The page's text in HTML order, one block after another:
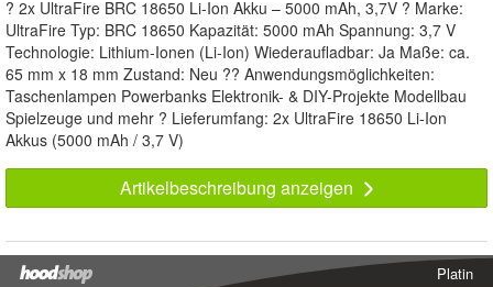
? 2x UltraFire BRC 18650 Li-Ion Akku – 5000 mAh, 3,7V ? Marke:
UltraFire Typ: BRC 18650 Kapazität: 5000 mAh Spannung: 3,7 V
Technologie: Lithium-Ionen (Li-Ion) Wiederaufladbar: Ja Maße: ca.
65 mm x 18 mm Zustand: Neu ?? Anwendungsmöglichkeiten:
Taschenlampen Powerbanks Elektronik- & DIY-Projekte Modellbau
Spielzeuge und mehr ? Lieferumfang: 2x UltraFire 18650 Li-Ion
Akkus (5000 mAh / 3,7 V)
Artikelbeschreibung anzeigen
Platin